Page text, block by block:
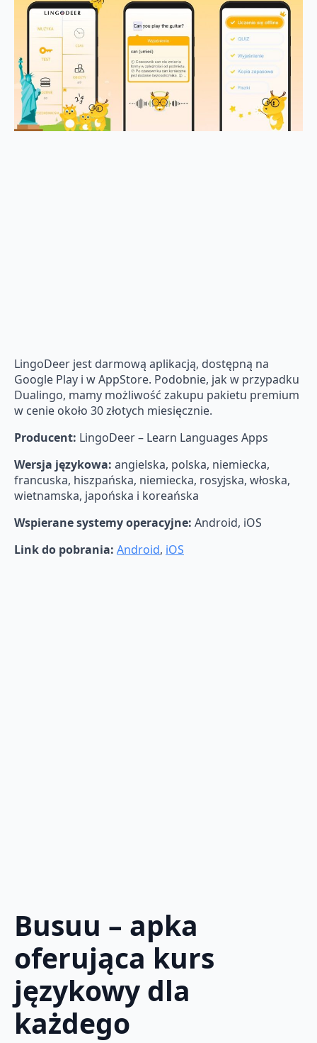
LingoDeer jest darmową aplikacją, dostępną na
Google Play i w AppStore. Podobnie, jak w przypadku
Dualingo, mamy możliwość zakupu pakietu premium
w cenie około 30 złotych miesięcznie.
Producent: LingoDeer – Learn Languages Apps
Wersja językowa: angielska, polska, niemiecka,
francuska, hiszpańska, niemiecka, rosyjska, włoska,
wietnamska, japońska i koreańska
Wspierane systemy operacyjne: Android, iOS
Link do pobrania: Android, iOS
Busuu – apka
oferująca kurs
językowy dla
każdego